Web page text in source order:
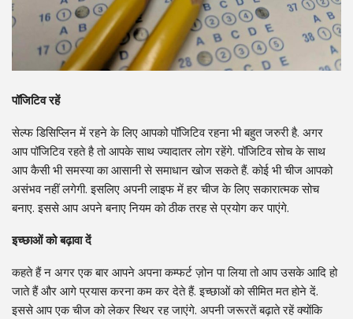
पॉजिटिव रहें
सेल्फ डिसिप्लिन में रहने के लिए आपको पॉजिटिव रहना भी बहुत जरुरी है. अगर
आप पॉजिटिव रहते है तो आपके साथ ज्यादातर लोग रहेंगे. पॉजिटिव सोच के साथ
आप कैसी भी समस्या का आसानी से समाधान खोज सकते हैं. कोई भी चीज आपको
असंभव नहीं लगेगी. इसलिए अपनी लाइफ में हर चीज के लिए सकारात्मक सोच
बनाए. इससे आप अपने बनाए नियम को ठीक तरह से प्रयोग कर पाएंगे.
इच्छाओं को बढ़ावा दें
कहते हैं न अगर एक बार आपने अपना कम्फर्ट ज़ोन पा लिया तो आप उसके आदि हो
जाते हैं और आगे प्रयास करना कम कर देते हैं. इच्छाओं को सीमित मत होने दें.
इससे आप एक चीज को लेकर स्थिर रह जाएंगे. अपनी जरूरतें बढ़ाते रहें क्योंकि